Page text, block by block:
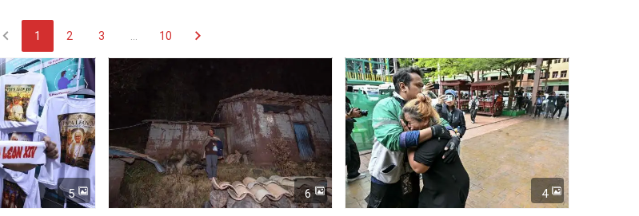
chevron_left 1 2 3 10 chevron_right
5 6 4